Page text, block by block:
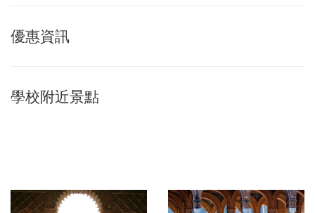
優惠資訊
學校附近景點